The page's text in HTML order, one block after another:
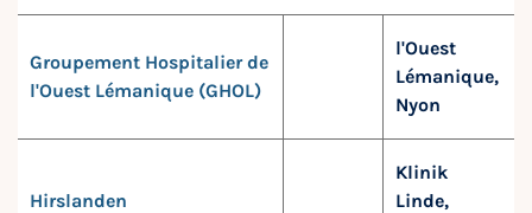
Groupement Hospitalier de
l'Ouest Lémanique (GHOL)
l'Ouest
Lémanique,
Nyon
Hirslanden
Klinik
Linde,